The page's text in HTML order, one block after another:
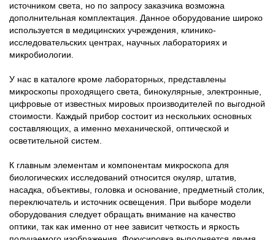
источником света, но по запросу заказчика возможна
дополнительная комплектация. Данное оборудование широко
используется в медицинских учреждения, клинико-
исследовательских центрах, научных лабораториях и
микробиологии.
У нас в каталоге кроме лабораторных, представлены
микроскопы проходящего света, бинокулярные, электронные,
цифровые от известных мировых производителей по выгодной
стоимости. Каждый прибор состоит из нескольких основных
составляющих, а именно механической, оптической и
осветительной систем.
К главным элементам и компонентам микроскопа для
биологических исследований относится окуляр, штатив,
насадка, объективы, головка и основание, предметный столик,
переключатель и источник освещения. При выборе модели
оборудования следует обращать внимание на качество
оптики, так как именно от нее зависит четкость и яркость